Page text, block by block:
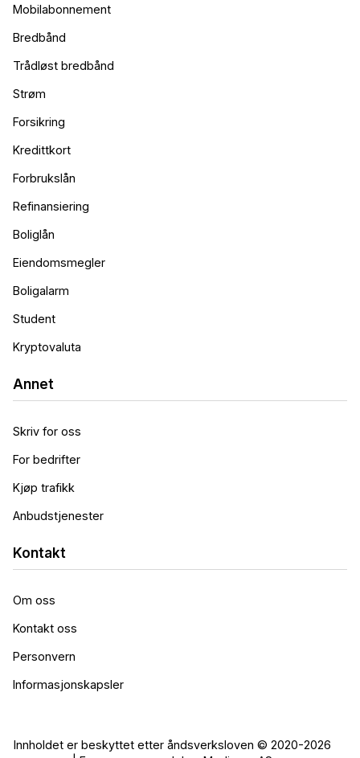
Mobilabonnement
Bredbånd
Trådløst bredbånd
Strøm
Forsikring
Kredittkort
Forbrukslån
Refinansiering
Boliglån
Eiendomsmegler
Boligalarm
Student
Kryptovaluta
Annet
Skriv for oss
For bedrifter
Kjøp trafikk
Anbudstjenester
Kontakt
Om oss
Kontakt oss
Personvern
Informasjonskapsler
Innholdet er beskyttet etter åndsverksloven © 2020-2026